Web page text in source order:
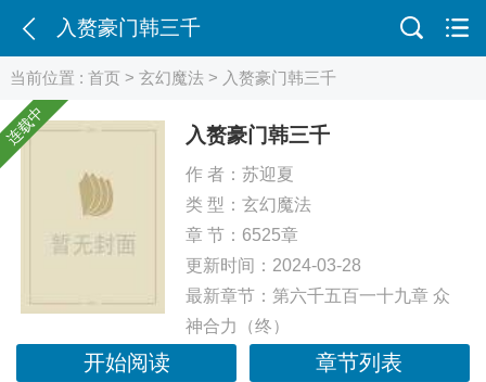
入赘豪门韩三千
当前位置 :首页 >玄幻魔法 > 入赘豪门韩三千
连载中 入赘豪门韩三千
作 者： 苏迎夏
类 型： 玄幻魔法
章 节：6525章
更新时间：2024-03-28
最新章节： 第六千五百一十九章 众
神合力（终）
开始阅读
章节列表